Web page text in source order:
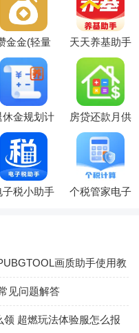
金金(轻量
化理财工具)
天天养基助手
2026最新版本
休金规划计
算器(养老金
测算工具)
房贷还款月供
计算软件2026
官方最新版本
子税小助手
个税管家电子
画质助手使用教
见问题解答
超燃玩法体验服怎么报